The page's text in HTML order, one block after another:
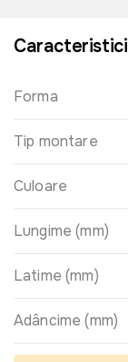
Caracteristici
Forma
Tip montare
Culoare
Lungime (mm)
Latime (mm)
Adâncime (mm)